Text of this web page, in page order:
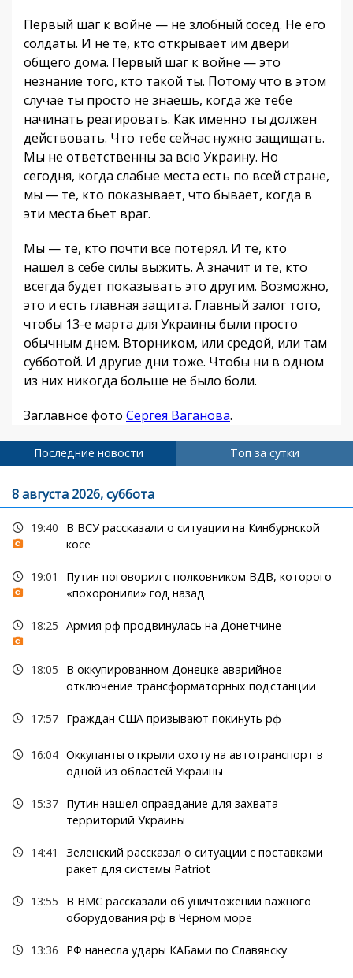
Первый шаг к войне — не злобный сосед. Не его
солдаты. И не те, кто открывает им двери
общего дома. Первый шаг к войне — это
незнание того, кто такой ты. Потому что в этом
случае ты просто не знаешь, когда же тебе
начинать реагировать. Как именно ты должен
действовать. Что тебе сейчас нужно защищать.
Мы не ответственны за всю Украину. Но
сегодня, когда слабые места есть по всей стране,
мы — те, кто показывает, что бывает, когда в
эти места бьет враг.
Мы — те, кто почти все потерял. И те, кто
нашел в себе силы выжить. А значит и те, кто
всегда будет показывать это другим. Возможно,
это и есть главная защита. Главный залог того,
чтобы 13-е марта для Украины были просто
обычным днем. Вторником, или средой, или там
субботой. И другие дни тоже. Чтобы ни в одном
из них никогда больше не было боли.
Заглавное фото Сергея Ваганова.
Последние новости Топ за сутки
8 августа 2026, суббота
19:40
В ВСУ рассказали о ситуации на Кинбурнской
косе
19:01
Путин поговорил с полковником ВДВ, которого
«похоронили» год назад
18:25 Армия рф продвинулась на Донетчине
18:05
В оккупированном Донецке аварийное
отключение трансформаторных подстанции
17:57 Граждан США призывают покинуть рф
16:04 Оккупанты открыли охоту на автотранспорт в
одной из областей Украины
15:37 Путин нашел оправдание для захвата
территорий Украины
14:41
Зеленский рассказал о ситуации с поставками
ракет для системы Patriot
13:55
В ВМС рассказали об уничтожении важного
оборудования рф в Черном море
13:36 РФ нанесла удары КАБами по Славянску